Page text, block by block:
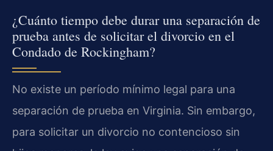
¿Cuánto tiempo debe durar una separación de
prueba antes de solicitar el divorcio en el
Condado de Rockingham?
No existe un período mínimo legal para una
separación de prueba en Virginia. Sin embargo,
para solicitar un divorcio no contencioso sin